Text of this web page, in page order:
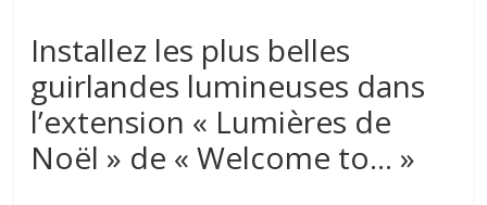
Installez les plus belles
guirlandes lumineuses dans
l’extension « Lumières de
Noël » de « Welcome to… »